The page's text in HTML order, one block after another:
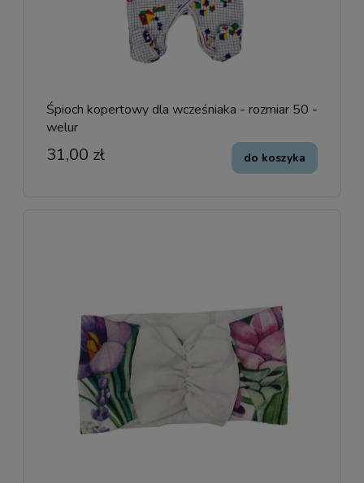
Śpioch kopertowy dla wcześniaka - rozmiar 50 -
welur
31,00 zł do koszyka